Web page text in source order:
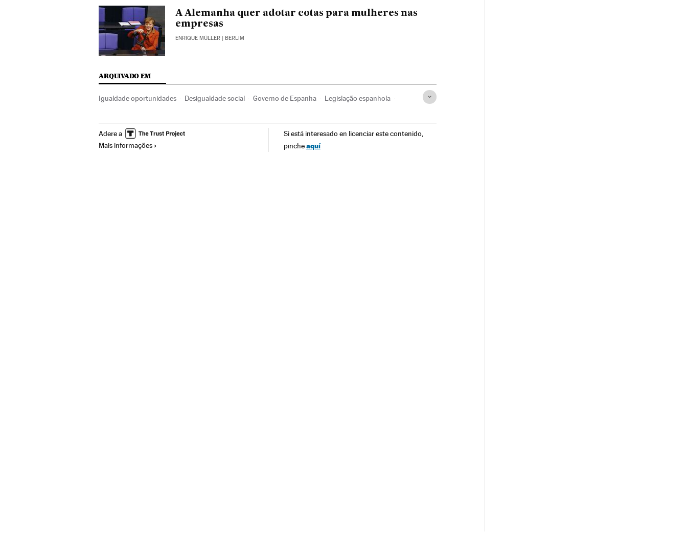
A Alemanha quer adotar cotas para mulheres nas
empresas
ENRIQUE MÜLLER | BERLIM
ARQUIVADO EM
Igualdade oportunidades Desigualdade social Governo de Espanha Legislação espanhola
Justiça Administração pública
Adere a
Mais informações
Si está interesado en licenciar este contenido,
pincheaquí